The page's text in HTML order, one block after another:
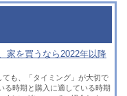
家を買うなら2022年以降
も、「タイミング」が大切で
る時期と購入に適している時期